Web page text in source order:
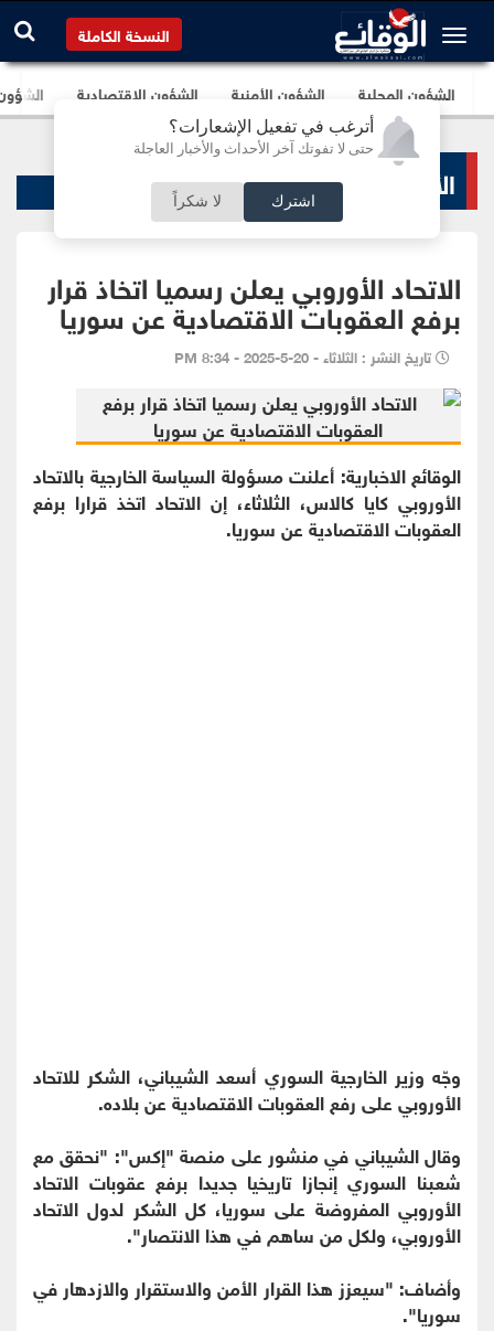
أترغب في تفعيل الإشعارات؟
حتى لا تفوتك آخر الأحداث والأخبار العاجلة
اشترك لا شكراً
النسخة الكاملة
الشؤون المحلية الشؤون الأمنية الشؤون الإقتصادية
الأخبار السياسية
الاتحاد الأوروبي يعلن رسميا اتخاذ قرار
برفع العقوبات الاقتصادية عن سوريا
تاريخ النشر : الثلاثاء - 20-5-2025 - 8:34 PM
الوقائع الاخبارية: أعلنت مسؤولة السياسة الخارجية بالاتحاد
الأوروبي كايا كالاس، الثلاثاء، إن الاتحاد اتخذ قرارا برفع
العقوبات الاقتصادية عن سوريا.
وجّه وزير الخارجية السوري أسعد الشيباني، الشكر للاتحاد
الأوروبي على رفع العقوبات الاقتصادية عن بلاده.
وقال الشيباني في منشور على منصة "إكس": "نحقق مع
شعبنا السوري إنجازا تاريخيا جديدا برفع عقوبات الاتحاد
الأوروبي المفروضة على سوريا، كل الشكر لدول الاتحاد
الأوروبي، ولكل من ساهم في هذا الانتصار".
وأضاف: "سيعزز هذا القرار الأمن والاستقرار والازدهار في
سوريا".